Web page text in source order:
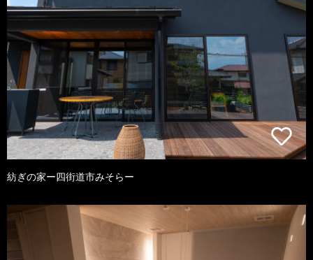
紡ぎの家ー四街道市みそらー